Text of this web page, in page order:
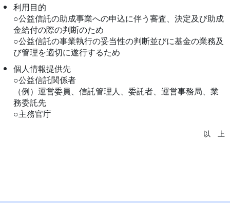
利用目的
○公益信託の助成事業への申込に伴う審査、決定及び助成
金給付の際の判断のため
○公益信託の事業執行の妥当性の判断並びに基金の業務及
び管理を適切に遂行するため
個人情報提供先
○公益信託関係者
（例）運営委員、信託管理人、委託者、運営事務局、業
務委託先
○主務官庁
以 上